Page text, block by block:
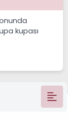
kupası